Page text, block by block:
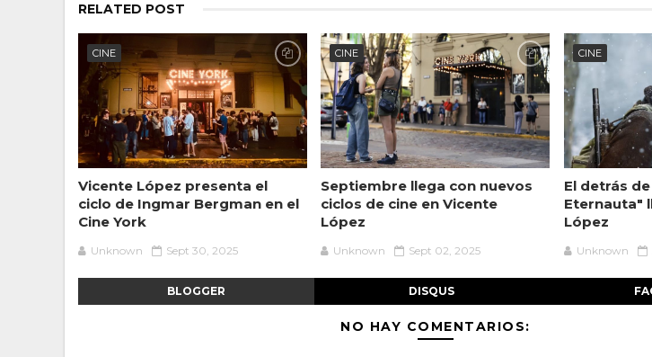
RELATED POST
CINE
Vicente López presenta el
ciclo de Ingmar Bergman en el
Cine York
Unknown Sept 30, 2025
CINE
Septiembre llega con nuevos
ciclos de cine en Vicente
López
Unknown Sept 02, 2025
CINE
El detrás
Eternauta"
López
Unknown
BLOGGER DISQUS
NO HAY COMENTARIOS: